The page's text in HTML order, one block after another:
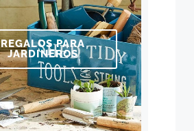
REGALOS PARA
JARDINEROS